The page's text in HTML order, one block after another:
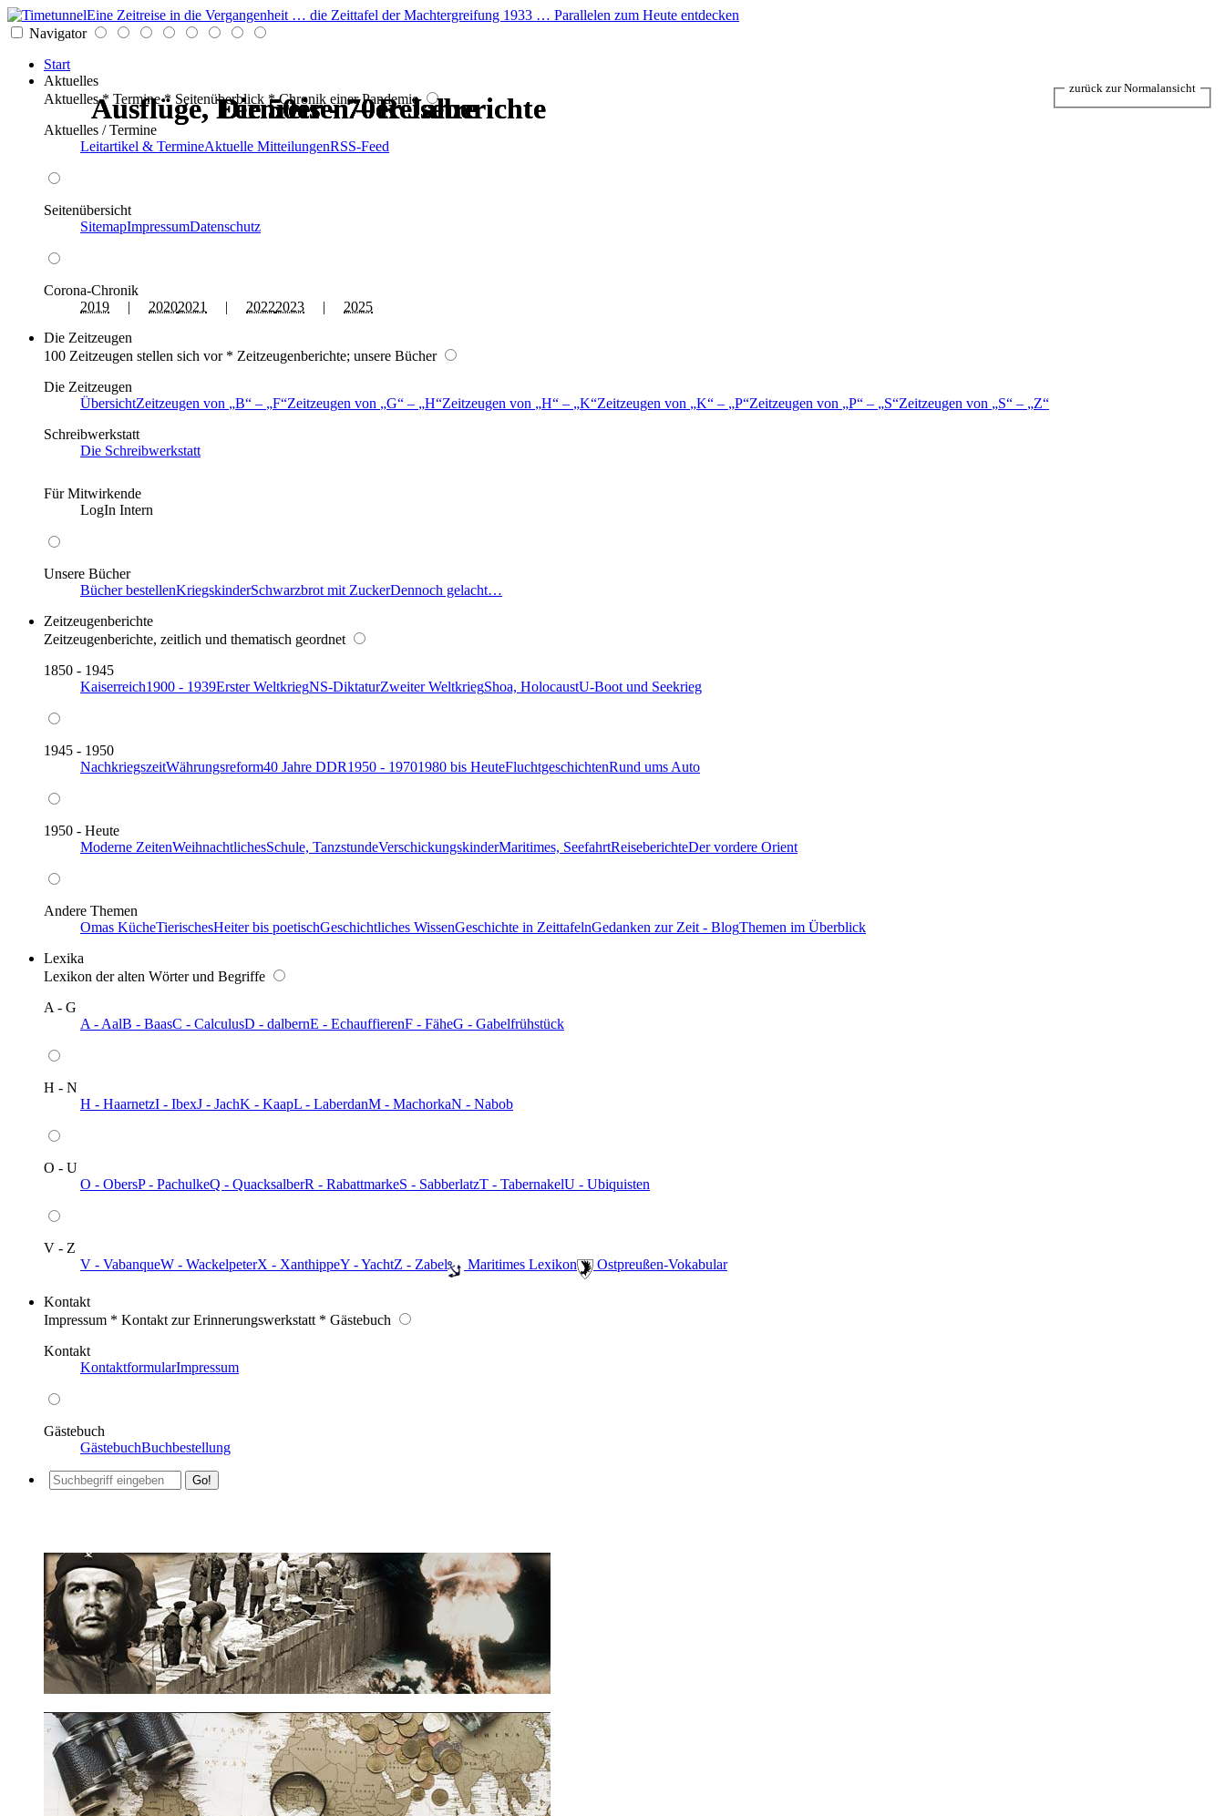
Eine Zeitreise in die Vergangenheit … die Zeittafel der Machtergreifung 1933 … Parallelen zum Heute entdecken
Navigator
Start
Aktuelles
Aktuelles * Termine * Seitenüberblick * Chronik einer Pandemie
Aktuelles / Termine
Leitartikel & TermineAktuelle MitteilungenRSS-Feed
Seitenübersicht
SitemapImpressumDatenschutz
Corona-Chronik
2019 | 20202021 | 20222023 | 2025
Die Zeitzeugen
100 Zeitzeugen stellen sich vor * Zeitzeugenberichte; unsere Bücher
Die Zeitzeugen
ÜbersichtZeitzeugen von B – F Zeitzeugen von G – H Zeitzeugen von H – K Zeitzeugen von K – P Zeitzeugen von P – S Zeitzeugen von S –
Z
Schreibwerkstatt
Die Schreibwerkstatt
Für Mitwirkende
LogIn Intern
Unsere Bücher
Bücher bestellenKriegskinderSchwarzbrot mit ZuckerDennoch gelacht…
Zeitzeugenberichte
Zeitzeugenberichte, zeitlich und thematisch geordnet
1850 - 1945
Kaiserreich1900 - 1939Erster WeltkriegNS-DiktaturZweiter WeltkriegShoa, HolocaustU-Boot und Seekrieg
1945 - 1950
NachkriegszeitWährungsreform40 Jahre DDR1950 - 19701980 bis HeuteFluchtgeschichtenRund ums Auto
1950 - Heute
Moderne ZeitenWeihnachtlichesSchule, TanzstundeVerschickungskinderMaritimes, SeefahrtReiseberichteDer vordere Orient
Andere Themen
Omas KücheTierischesHeiter bis poetischGeschichtliches WissenGeschichte in ZeittafelnGedanken zur Zeit - BlogThemen im Überblick
Lexika
Lexikon der alten Wörter und Begriffe
A - G
A - AalB - BaasC - CalculusD - dalbernE - EchauffierenF - FäheG - Gabelfrühstück
H - N
H - HaarnetzI - IbexJ - JachK - KaapL - LaberdanM - MachorkaN - Nabob
O - U
O - ObersP - PachulkeQ - QuacksalberR - RabattmarkeS - SabberlatzT - TabernakelU - Ubiquisten
V - Z
V - VabanqueW - WackelpeterX - XanthippeY - YachtZ - Zabel ️ Maritimes Lexikon ️ Ostpreußen-Vokabular
Kontakt
Impressum * Kontakt zur Erinnerungswerkstatt * Gästebuch
Kontakt
KontaktformularImpressum
Gästebuch
GästebuchBuchbestellung
Die 50er - 70er Jahre
Ausflüge, Fernreisen – Reiseberichte
Die 50er - 70er Jahre
Die 50er - 70er Jahre
Ausflüge, Fernreisen – Reiseberichte
Die 50er - 70er Jahre
zurück zur Normalansicht